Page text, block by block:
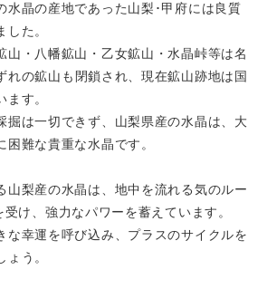
水晶の産地であった山梨･甲府には良質
た。
山・八幡鉱山・乙女鉱山・水晶峠等は名
れの鉱山も閉鎖され、現在鉱山跡地は国
す。
掘は一切できず、山梨県産の水晶は、 大
難な貴重な水晶です。
山梨産の水晶は、地中を流れる気のルー
け、 強力なパワーを蓄えています。
な幸運を呼び込み、プラスのサイクルを
う。